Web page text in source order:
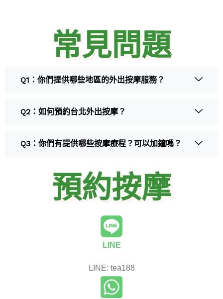
常見問題
Q1：你們提供哪些地區的外出按摩服務？
Q2：如何預約台北外出按摩？
Q3：你們有提供哪些按摩療程？可以加鐘嗎？
預約按摩
LINE
LINE: tea188